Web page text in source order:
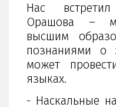
Нас
Орашова –
высшим
познаниями о
может
языках.
- Наскальные